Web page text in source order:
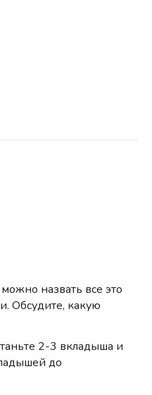
назвать все это
Обсудите, какую
2-3 вкладыша и
до